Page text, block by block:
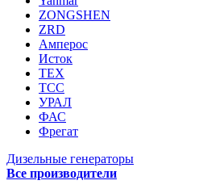
ZONGSHEN
ZRD
Амперос
Исток
ТЕХ
ТСС
УРАЛ
ФАС
Фрегат
Дизельные генераторы
Все производители